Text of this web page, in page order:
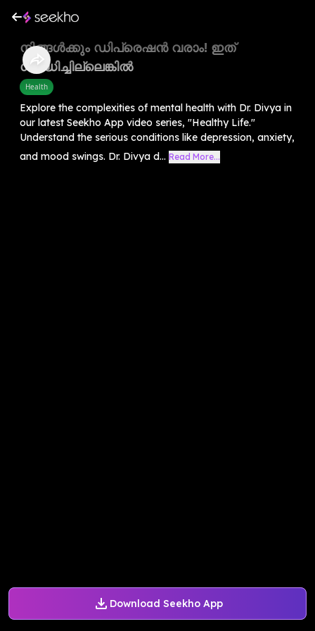
Download Seekho App
നിങ്ങൾക്കും ഡിപ്രെഷൻ വരാം! ഇത്
ശ്രദ്ധിച്ചില്ലെങ്കിൽ
Health
Explore the complexities of mental health with Dr. Divya in
our latest Seekho App video series, "Healthy Life."
Understand the serious conditions like depression, anxiety,
and mood swings. Dr. Divya d... Read More...